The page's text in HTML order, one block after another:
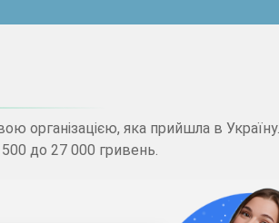
організацією, яка прийшла в
до 27 000 гривень.